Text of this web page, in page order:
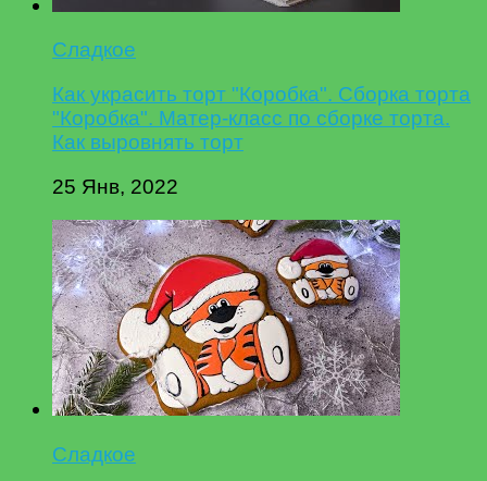
Сладкое
Как украсить торт "Коробка". Сборка торта
"Коробка". Матер-класс по сборке торта.
Как выровнять торт
25 Янв, 2022
Сладкое